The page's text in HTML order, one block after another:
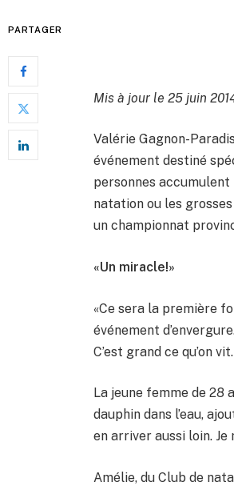
PARTAGER
Mis à jour le 25 juin
Valérie Gagnon-
événement destiné
personnes
natation ou les
un championnat
«Un miracle!»
«Ce sera la première
événement
C’est grand ce qu’on
La jeune femme de 28
dauphin dans l’eau,
en arriver aussi loin. Je
Amélie, du Club de